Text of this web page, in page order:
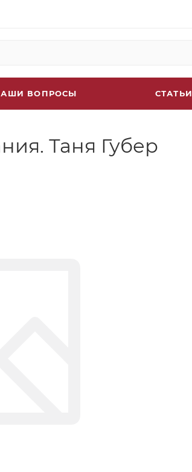
ВОПРОСЫ СТАТЬИ
Таня Губер